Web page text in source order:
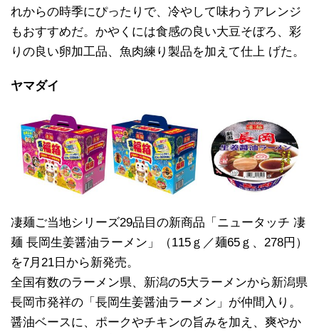
れからの時季にぴったりで、冷やして味わうアレンジ
もおすすめだ。かやくには食感の良い大豆そぼろ、彩
りの良い卵加工品、魚肉練り製品を加えて仕上 げた。
ヤマダイ
凄麺ご当地シリーズ29品目の新商品「ニュータッチ 凄
麺 長岡生姜醤油ラーメン」（115ｇ／麺65ｇ、278円）
を7月21日から新発売。
全国有数のラーメン県、新潟の5大ラーメンから新潟県
長岡市発祥の「長岡生姜醤油ラーメン」が仲間入り。
醤油ベースに、ポークやチキンの旨みを加え、爽やか